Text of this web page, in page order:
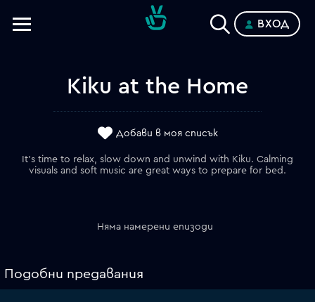
Категории
ВХОД
Kiku at the Home
Добави в моя списък
It's time to relax, slow down and unwind with Kiku. Calming
visuals and soft music are great ways to prepare for bed.
Няма намерени епизоди
Подобни предавания